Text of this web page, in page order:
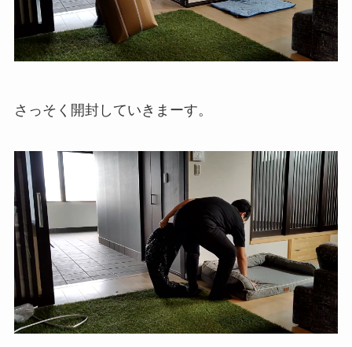
さっそく開封していきまーす。